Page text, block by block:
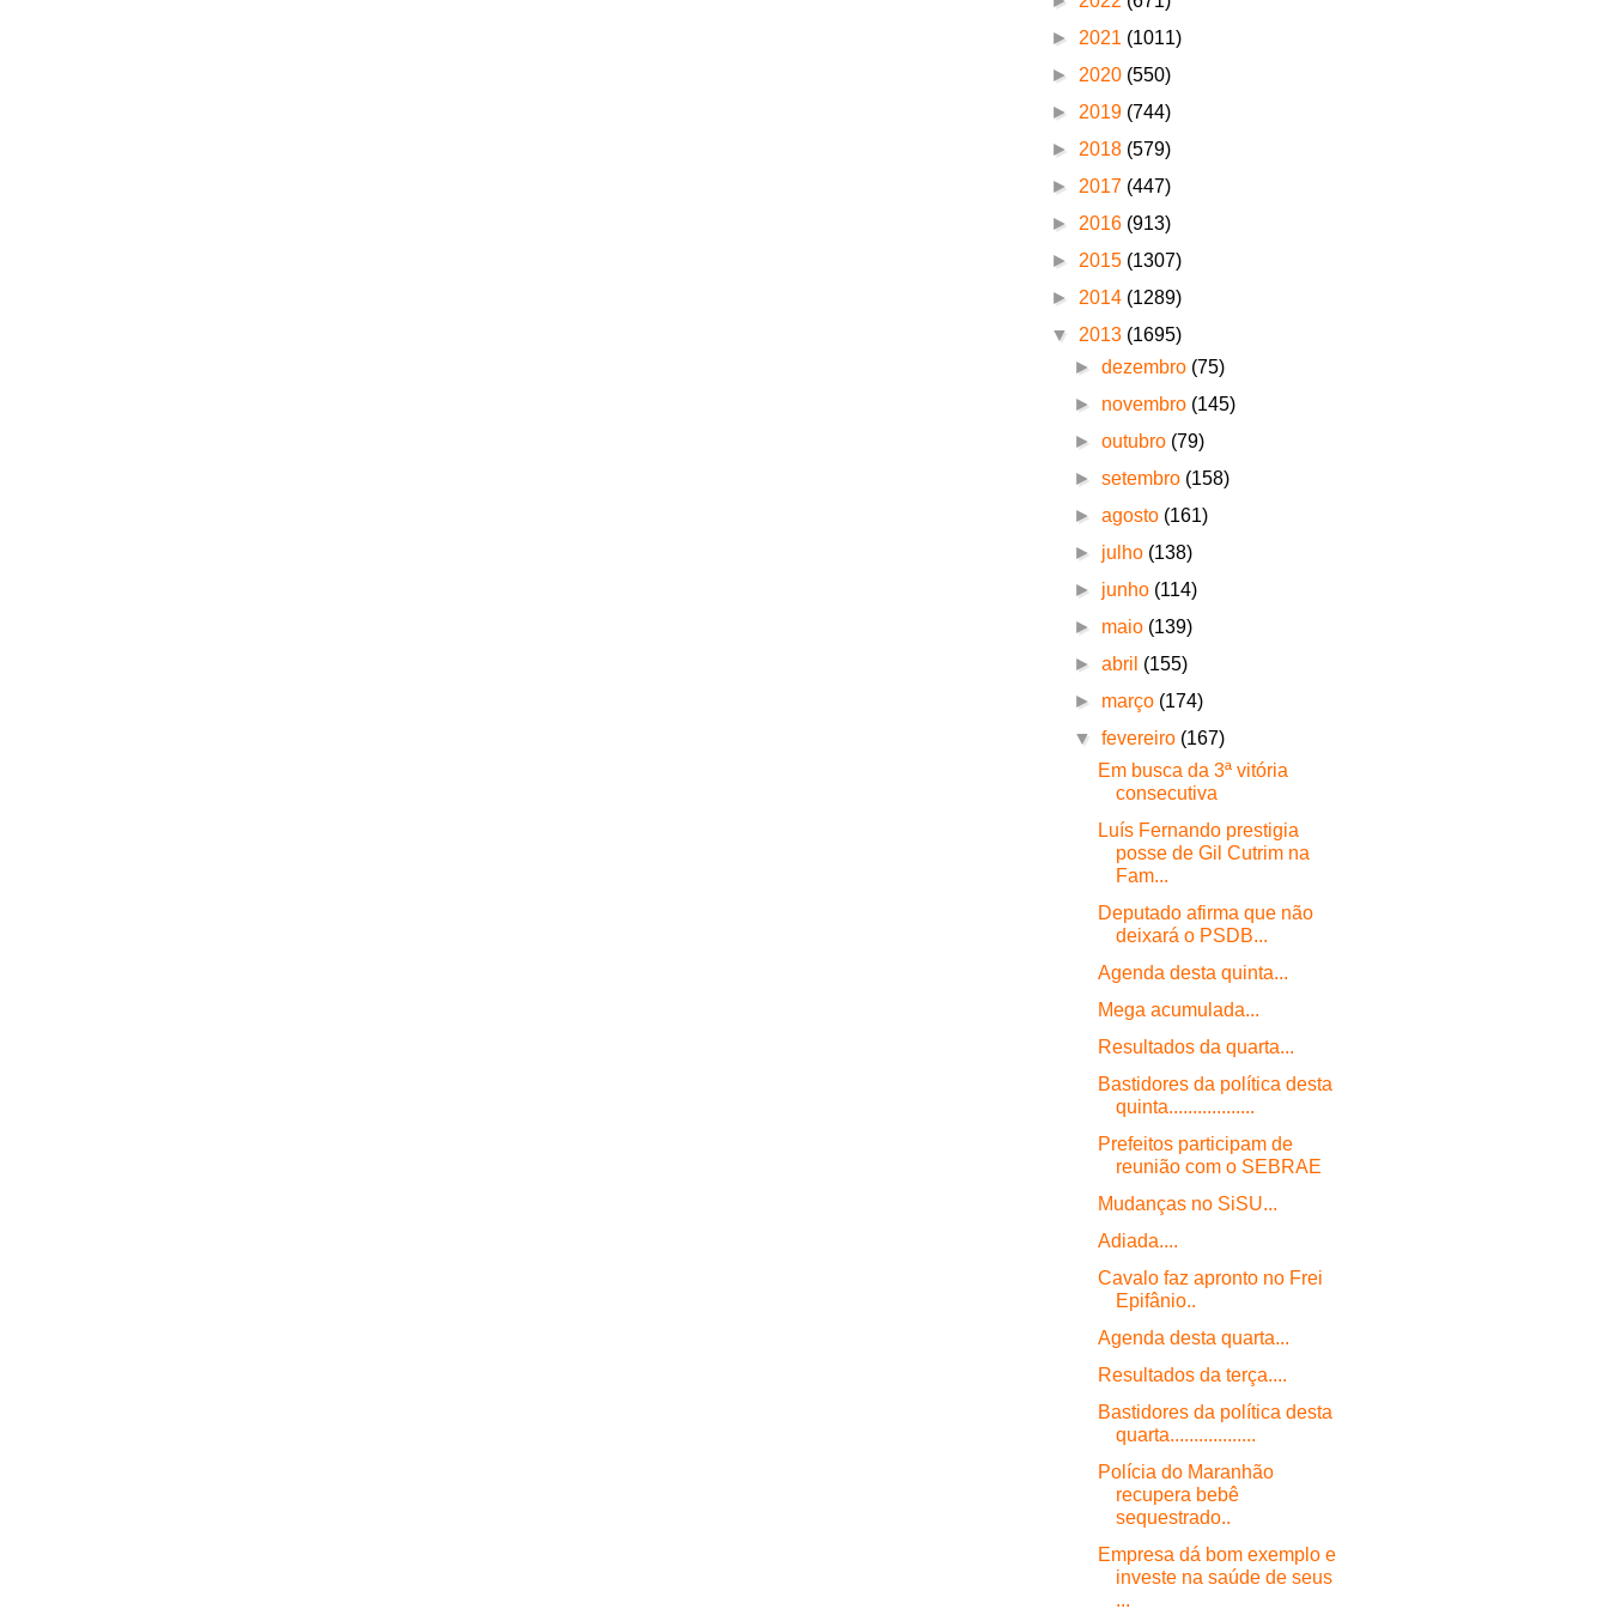
► 2021 (1011)
► 2020 (550)
► 2019 (744)
► 2018 (579)
► 2017 (447)
► 2016 (913)
► 2015 (1307)
► 2014 (1289)
▼ 2013 (1695)
►dezembro (75)
► novembro (145)
►outubro (79)
►setembro (158)
►agosto (161)
► julho (138)
► junho (114)
► maio (139)
►abril (155)
► março (174)
▼fevereiro (167)
Em busca da 3ª vitória
consecutiva
Luís Fernando prestigia
posse de Gil Cutrim na
Fam...
Deputado afirma que não
deixará o PSDB...
Agenda desta quinta...
Mega acumulada...
Resultados da quarta...
Bastidores da política desta
quinta..................
Prefeitos participam de
reunião com o SEBRAE
Mudanças no SiSU...
Adiada....
Cavalo faz apronto no Frei
Epifânio..
Agenda desta quarta...
Resultados da terça....
Bastidores da política desta
quarta..................
Polícia do Maranhão
recupera bebê
sequestrado..
Empresa dá bom exemplo e
investe na saúde de seus
...